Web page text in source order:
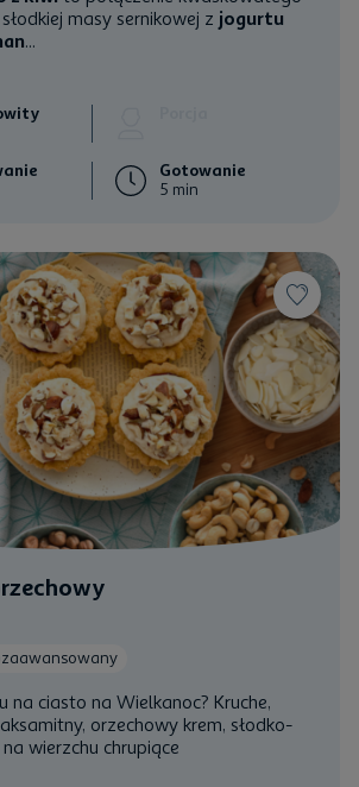
masy sernikowej z jogurtu
...
Gotowanie
5 min
na ciasto na Wielkanoc? Kruche,
orzechowy krem, słodko-
wierzchu chrupiące